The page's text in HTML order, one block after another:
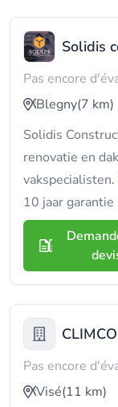
Solidis
Pas encore
Blegny(7 km)
Solidis
renovatie en
10 jaar
Pas encore
Visé(11 km)